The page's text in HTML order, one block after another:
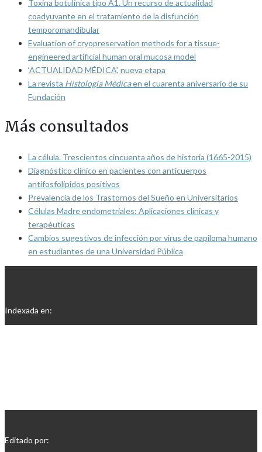
Toxina botulínica tipo A1. Un recurso de actualidad
coadyuvante en el tratamiento de la disfunción
temporomandibular
Evaluation of cryopreservation methods for a tissue-
engineered artificial human oral mucosa model
‘ACTUALIDAD MÉDICA’, nueva etapa
La revista Histología Médicaen el cuarenta aniversario de su
Fundación
Más consultados
La célula. Trescientos cincuenta años de historia (1665-2015)
Diagnóstico clínico en pacientes con anticuerpos
antifosfolípidos positivos
Prevalencia de los Trastornos del Sueño en Universitarios
Células Madre endometriales: Aplicaciones clínicas y
terapéuticas
Cambios sugestivos de infección por virus de papiloma humano
en estudiantes de una Universidad Pública
Indexada en:
Editado por: